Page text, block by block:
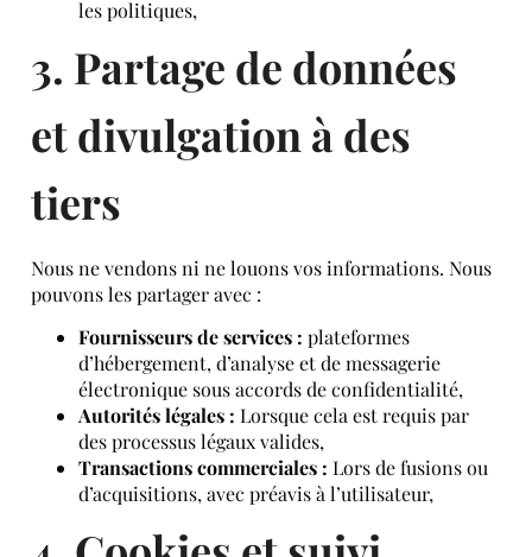
les politiques,
3. Partage de données
et divulgation à des
tiers
Nous ne vendons ni ne louons vos informations. Nous
pouvons les partager avec :
Fournisseurs de services : plateformes
d’hébergement, d’analyse et de messagerie
électronique sous accords de confidentialité,
Autorités légales : Lorsque cela est requis par
des processus légaux valides,
Transactions commerciales : Lors de fusions ou
d’acquisitions, avec préavis à l’utilisateur,